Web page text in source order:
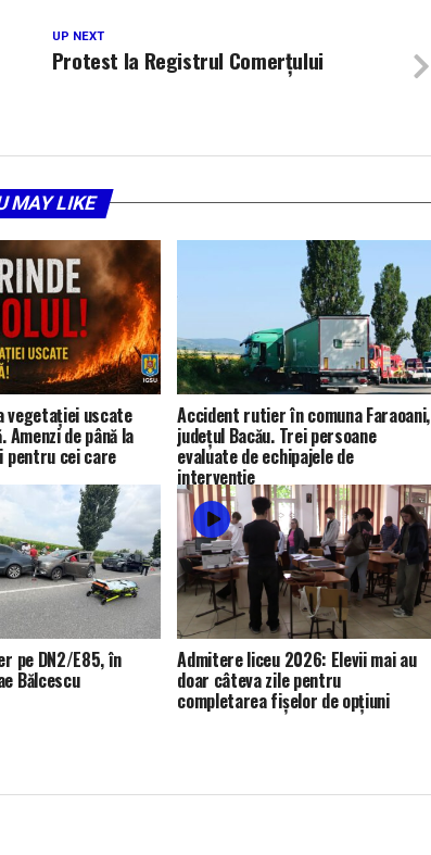
UP NEXT
Protest la Registrul Comerțului
MAY LIKE
vegetației uscate
de până la
pentru cei care
Accident rutier în comuna Faraoani,
județul Bacău. Trei persoane
evaluate de echipajele de
intervenție
pe DN2/E85, în
Bălcescu
Admitere liceu 2026: Elevii mai au
doar câteva zile pentru
completarea fișelor de opțiuni